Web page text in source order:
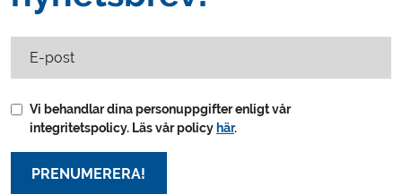
E-post
Vi behandlar dina personuppgifter enligt vår
integritetspolicy. Läs vår policy här.